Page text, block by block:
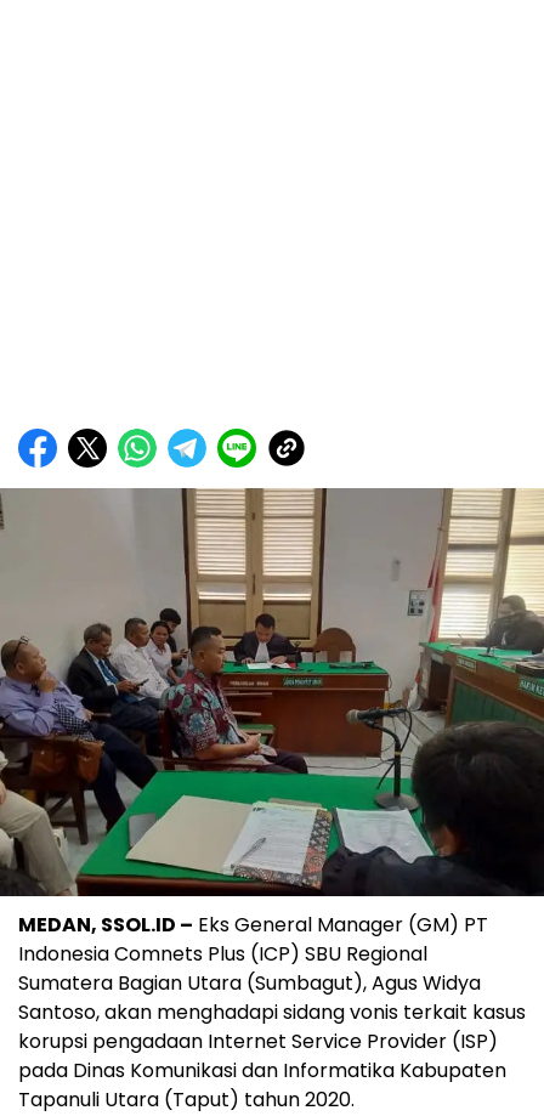
MEDAN, SSOL.ID – Eks General Manager (GM) PT
Indonesia Comnets Plus (ICP) SBU Regional
Sumatera Bagian Utara (Sumbagut), Agus Widya
Santoso, akan menghadapi sidang vonis terkait kasus
korupsi pengadaan Internet Service Provider (ISP)
pada Dinas Komunikasi dan Informatika Kabupaten
Tapanuli Utara (Taput) tahun 2020.